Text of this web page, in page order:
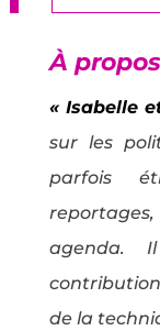
À
« Isabelle
sur les
parfois
agenda.
de la